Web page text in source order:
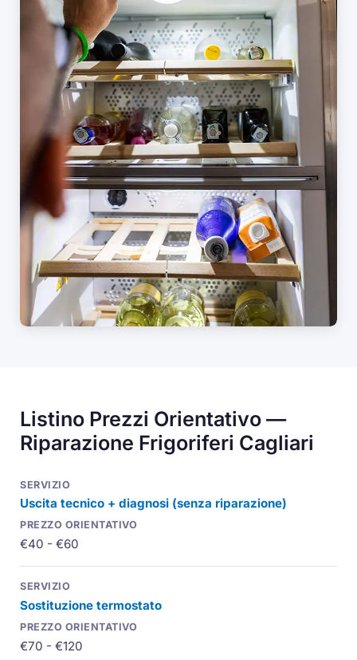
Listino Prezzi Orientativo —
Riparazione Frigoriferi Cagliari
Uscita tecnico + diagnosi (senza riparazione)
€40 - €60
Sostituzione termostato
€70 - €120